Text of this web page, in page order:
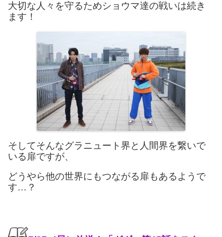
大切な人々を守るためショウマ達の戦いは続き
ます！
そしてそんなグラニュート界と人間界を繋いで
いる扉ですが、
どうやら他の世界にもつながる扉もあるようで
す…？